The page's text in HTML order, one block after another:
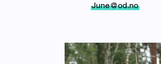
June@od.no